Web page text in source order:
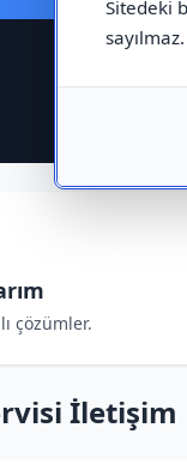
Sitedeki
sayılmaz.
çözümler.